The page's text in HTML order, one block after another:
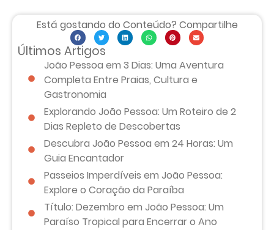
Está gostando do Conteúdo? Compartilhe
Últimos Artigos
João Pessoa em 3 Dias: Uma Aventura
Completa Entre Praias, Cultura e
Gastronomia
Explorando João Pessoa: Um Roteiro de 2
Dias Repleto de Descobertas
Descubra João Pessoa em 24 Horas: Um
Guia Encantador
Passeios Imperdíveis em João Pessoa:
Explore o Coração da Paraíba
Título: Dezembro em João Pessoa: Um
Paraíso Tropical para Encerrar o Ano